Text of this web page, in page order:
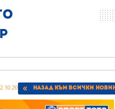
22:17Назад към всички